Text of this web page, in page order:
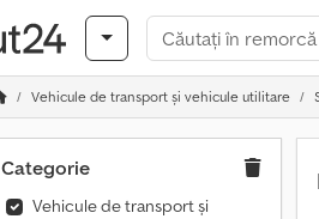
Vehicule de transport şi vehicule utilitare
Categorie
Vehicule de transport şi